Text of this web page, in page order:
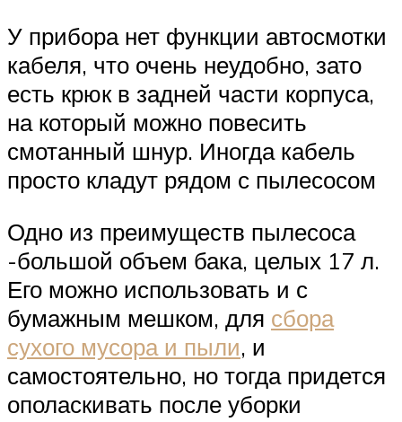
У прибора нет функции автосмотки
кабеля, что очень неудобно, зато
есть крюк в задней части корпуса,
на который можно повесить
смотанный шнур. Иногда кабель
просто кладут рядом с пылесосом
Одно из преимуществ пылесоса
-большой объем бака, целых 17 л.
Его можно использовать и с
бумажным мешком, для сбора
сухого мусора и пыли, и
самостоятельно, но тогда придется
ополаскивать после уборки